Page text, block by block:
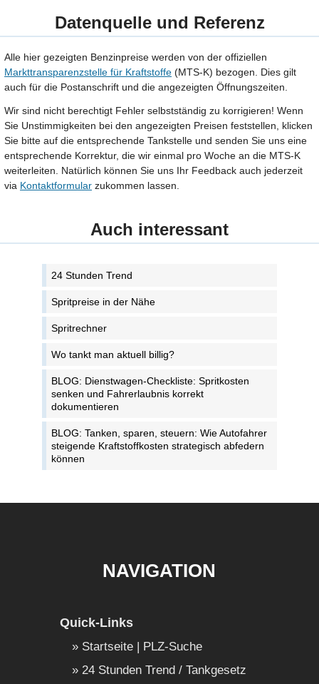
Datenquelle und Referenz
Alle hier gezeigten Benzinpreise werden von der offiziellen
Markttransparenzstelle für Kraftstoffe (MTS-K) bezogen. Dies gilt
auch für die Postanschrift und die angezeigten Öffnungszeiten.
Wir sind nicht berechtigt Fehler selbstständig zu korrigieren! Wenn
Sie Unstimmigkeiten bei den angezeigten Preisen feststellen, klicken
Sie bitte auf die entsprechende Tankstelle und senden Sie uns eine
entsprechende Korrektur, die wir einmal pro Woche an die MTS-K
weiterleiten. Natürlich können Sie uns Ihr Feedback auch jederzeit
via Kontaktformular zukommen lassen.
Auch interessant
24 Stunden Trend
Spritpreise in der Nähe
Spritrechner
Wo tankt man aktuell billig?
BLOG: Dienstwagen-Checkliste: Spritkosten
senken und Fahrerlaubnis korrekt
dokumentieren
BLOG: Tanken, sparen, steuern: Wie Autofahrer
steigende Kraftstoffkosten strategisch abfedern
können
NAVIGATION
Quick-Links
Startseite | PLZ-Suche
24 Stunden Trend / Tankgesetz